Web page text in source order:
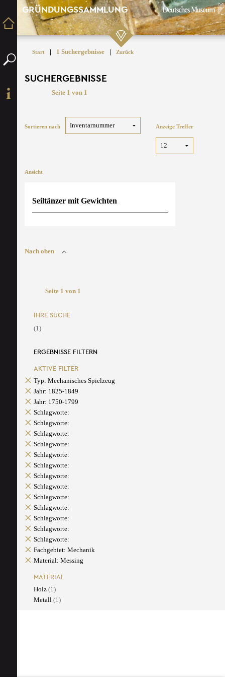
GRÜNDUNGSSAMMLUNG
Start | 1 Suchergebnisse | Zurück
SUCHERGEBNISSE
Seite 1 von 1
Sortieren nach Anzeige Treffer
Ansicht
Seiltänzer mit Gewichten
Nach oben
Seite 1 von 1
IHRE SUCHE
(1)
ERGEBNISSE FILTERN
AKTIVE FILTER
Typ: Mechanisches Spielzeug
Jahr: 1825-1849
Jahr: 1750-1799
Schlagworte:
Schlagworte:
Schlagworte:
Schlagworte:
Schlagworte:
Schlagworte:
Schlagworte:
Schlagworte:
Schlagworte:
Schlagworte:
Schlagworte:
Schlagworte:
Schlagworte:
Fachgebiet: Mechanik
Material: Messing
MATERIAL
Holz (1)
Metall (1)